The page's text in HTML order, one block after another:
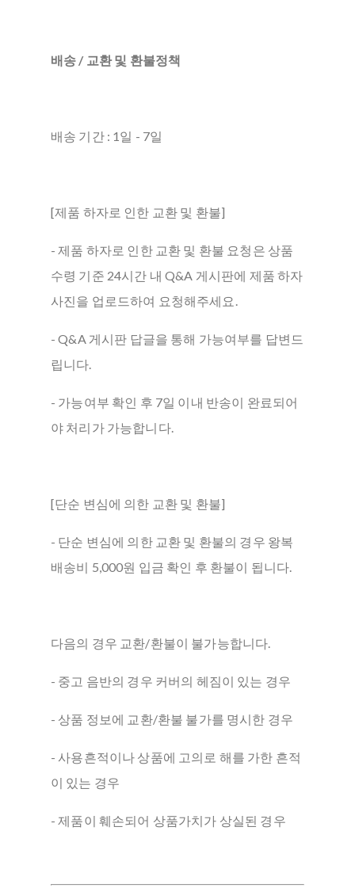
배송 / 교환 및 환불정책
배송 기간 : 1일 - 7일
[제품 하자로 인한 교환 및 환불]
- 제품 하자로 인한 교환 및 환불 요청은 상품
수령 기준 24시간 내 Q&A 게시판에 제품 하자
사진을 업로드하여 요청해주세요.
- Q&A 게시판 답글을 통해 가능여부를 답변드
립니다.
- 가능여부 확인 후 7일 이내 반송이 완료되어
야 처리가 가능합니다.
[단순 변심에 의한 교환 및 환불]
- 단순 변심에 의한 교환 및 환불의 경우 왕복
배송비 5,000원 입금 확인 후 환불이 됩니다.
다음의 경우 교환/환불이 불가능합니다.
- 중고 음반의 경우 커버의 헤짐이 있는 경우
- 상품 정보에 교환/환불 불가를 명시한 경우
- 사용흔적이나 상품에 고의로 해를 가한 흔적
이 있는 경우
- 제품이 훼손되어 상품가치가 상실된 경우